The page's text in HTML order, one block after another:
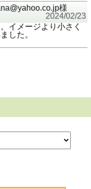
様
2024/02/23
イメージより小さく
した。